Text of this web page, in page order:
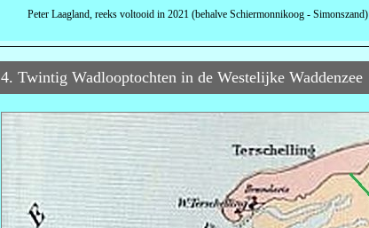
Peter Laagland, reeks voltooid in 2021 (behalve Schiermonnikoog - Simonszand)
4. Twintig Wadlooptochten in de Westelijke Waddenzee